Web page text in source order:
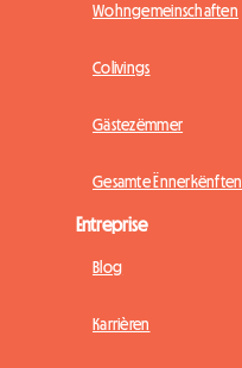
Wohngemeinschaften
Colivings
Gästezëmmer
Gesamte Ënnerkënften
Entreprise
Blog
Karrièren